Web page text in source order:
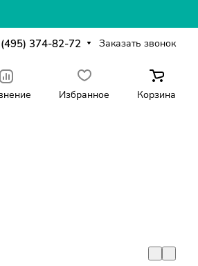
374-82-72 Заказать звонок
Избранное Корзина